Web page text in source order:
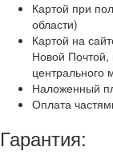
Картой при
области)
Картой на
Новой Почтой,
центрального
Наложенный
Оплата
Гарантия: